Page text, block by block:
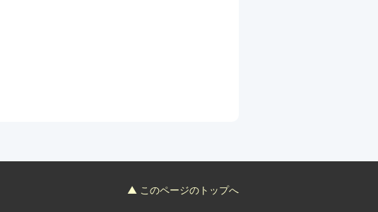
▲ このページのトップへ